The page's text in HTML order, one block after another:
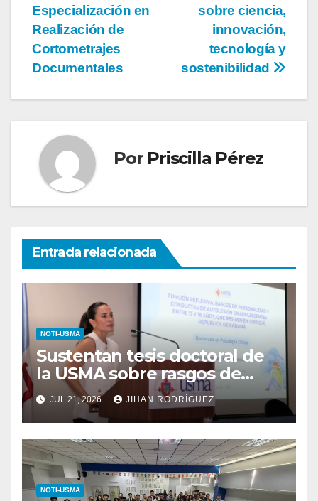
sobre ciencia,
innovación,
tecnología y
sostenibilidad
Especialización en
Realización de
Cortometrajes
Documentales
Por Priscilla Pérez
Entrada relacionada
NOTI-USMA
Sustentan tesis doctoral de
la USMA sobre rasgos de
personalidad y conductas de
autolesión en adolescentes
JUL 21, 2026 JIHAN RODRÍGUEZ
NOTI-USMA